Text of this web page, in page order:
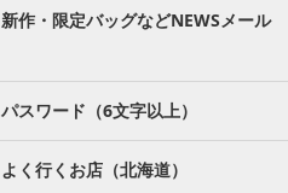
新作・限定バッグなどNEWSメール
パスワード（6文字以上）
よく行くお店（北海道）